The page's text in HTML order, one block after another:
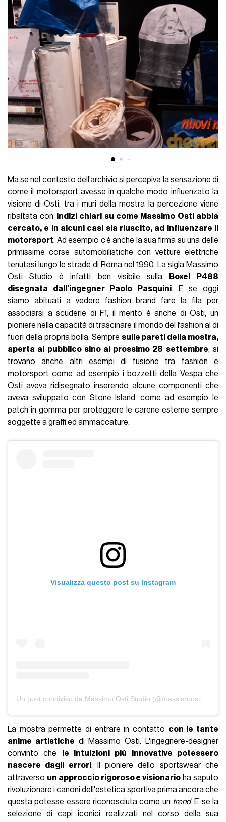
Ma se nel contesto dell’archivio si percepiva la sensazione di
come il motorsport avesse in qualche modo influenzato la
visione di Osti, tra i muri della mostra la percezione viene
ribaltata con indizi chiari su come Massimo Osti abbia
cercato, e in alcuni casi sia riuscito, ad influenzare il
motorsport. Ad esempio c’è anche la sua firma su una delle
primissime corse automobilistiche con vetture elettriche
tenutasi lungo le strade di Roma nel 1990. La sigla Massimo
Osti Studio è infatti ben visibile sulla
Boxel P488
disegnata dall’ingegner Paolo Pasquini. E se oggi
siamo abituati a vedere fashion brand
fare la fila per
associarsi a scuderie di F1, il merito è anche di Osti, un
pioniere nella capacità di trascinare il mondo del fashion al di
fuori della propria bolla. Sempre sulle pareti della mostra,
aperta al pubblico sino al prossimo 28 settembre, si
trovano anche altri esempi di fusione tra fashion e
motorsport come ad esempio i bozzetti della Vespa che
Osti aveva ridisegnato inserendo alcune componenti che
aveva sviluppato con Stone Island, come ad esempio le
patch in gomma per proteggere le carene esterne sempre
soggette a graffi ed ammaccature.
Visualizza questo post su Instagram
La mostra permette di entrare in contatto con le tante
anime artistiche di Massimo Osti. L'ingegnere-designer
convinto che
le intuizioni più innovative potessero
nascere dagli errori. Il pioniere dello sportswear che
attraverso un approccio rigoroso e visionario ha saputo
rivoluzionare i canoni dell'estetica sportiva prima ancora che
questa potesse essere riconosciuta come un trend. E se la
selezione di capi iconici realizzati nel corso della sua